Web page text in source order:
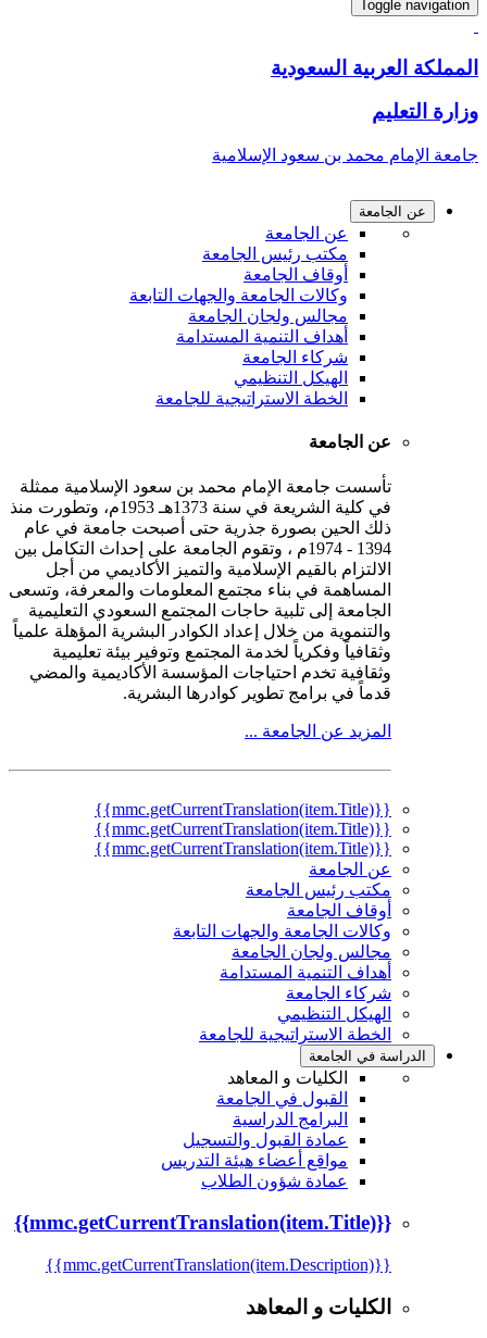
Toggle navigation
المملكة العربية السعودية
وزارة التعليم
جامعة الإمام محمد بن سعود الإسلامية
عن الجامعة
عن الجامعة
مكتب رئيس الجامعة
أوقاف الجامعة
وكالات الجامعة والجهات التابعة
مجالس ولجان الجامعة
أهداف التنمية المستدامة
شركاء الجامعة
الهيكل التنظيمي
الخطة الاستراتيجية للجامعة
عن الجامعة
تأسست جامعة الإمام محمد بن سعود الإسلامية ممثلة
في كلية الشريعة في سنة 1373هـ 1953م، وتطورت منذ
ذلك الحين بصورة جذرية حتى أصبحت جامعة في عام
1394 - 1974م ، وتقوم الجامعة على إحداث التكامل بين
الالتزام بالقيم الإسلامية والتميز الأكاديمي من أجل
المساهمة في بناء مجتمع المعلومات والمعرفة، وتسعى
الجامعة إلى تلبية حاجات المجتمع السعودي التعليمية
والتنموية من خلال إعداد الكوادر البشرية المؤهلة علمياً
وثقافياً وفكرياً لخدمة المجتمع وتوفير بيئة تعليمية
وثقافية تخدم احتياجات المؤسسة الأكاديمية والمضي
قدماً في برامج تطوير كوادرها البشرية.
المزيد عن الجامعة ...
{{mmc.getCurrentTranslation(item.Title)}}
{{mmc.getCurrentTranslation(item.Title)}}
{{mmc.getCurrentTranslation(item.Title)}}
عن الجامعة
مكتب رئيس الجامعة
أوقاف الجامعة
وكالات الجامعة والجهات التابعة
مجالس ولجان الجامعة
أهداف التنمية المستدامة
شركاء الجامعة
الهيكل التنظيمي
الخطة الاستراتيجية للجامعة
الدراسة في الجامعة
الكليات و المعاهد
القبول في الجامعة
البرامج الدراسية
عمادة القبول والتسجيل
مواقع أعضاء هيئة التدريس
عمادة شؤون الطلاب
{{mmc.getCurrentTranslation(item.Title)}}
{{mmc.getCurrentTranslation(item.Description)}}
الكليات و المعاهد